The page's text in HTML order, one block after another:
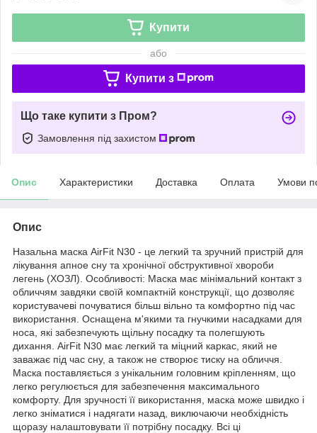
Купити
або
Купити з
Що таке купити з Пром?
Замовлення під захистом
Опис Характеристики Доставка Оплата Умови
Опис
Назальна маска AirFit N30 - це легкий та зручний пристрій для
лікування апное сну та хронічної обструктивної хвороби
легень (ХОЗЛ). Особливості: Маска має мінімальний контакт з
обличчям завдяки своїй компактній конструкції, що дозволяє
користувачеві почуватися більш вільно та комфортно під час
використання. Оснащена м'якими та гнучкими насадками для
носа, які забезпечують щільну посадку та полегшують
дихання. AirFit N30 має легкий та міцний каркас, який не
заважає під час сну, а також не створює тиску на обличчя.
Маска поставляється з унікальним головним кріпленням, що
легко регулюється для забезпечення максимального
комфорту. Для зручності її використання, маска може швидко і
легко зніматися і надягати назад, виключаючи необхідність
щоразу налаштовувати її потрібну посадку. Всі ці